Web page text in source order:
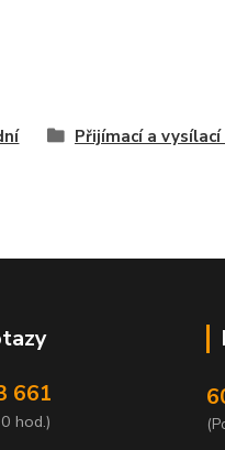
Přijímací a vysílací
661
hod.)